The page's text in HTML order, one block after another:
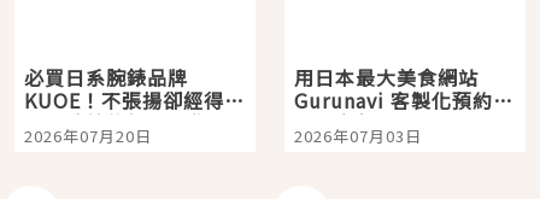
必買日系腕錶品牌
KUOE！不張揚卻經得起
時間洗鍊的經典之作五
選
2026年07月20日
用日本最大美食網站
Gurunavi 客製化預約九
大都市餐廳，打造專屬
美食體驗！
2026年07月03日